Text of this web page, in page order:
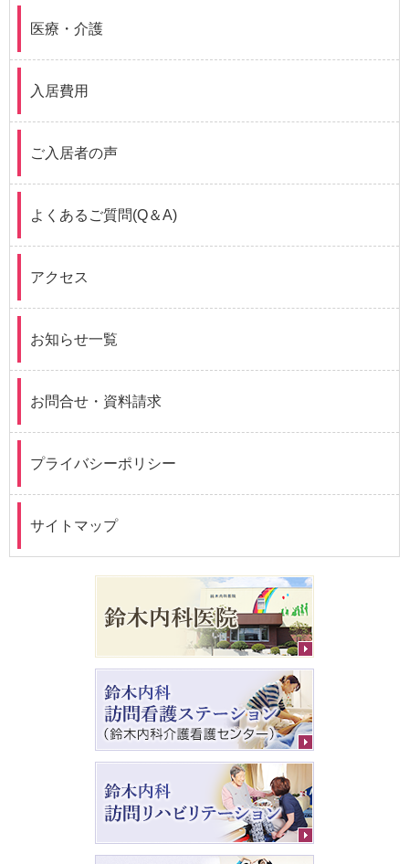
医療・介護
入居費用
ご入居者の声
よくあるご質問(Q＆A)
アクセス
お知らせ一覧
お問合せ・資料請求
プライバシーポリシー
サイトマップ